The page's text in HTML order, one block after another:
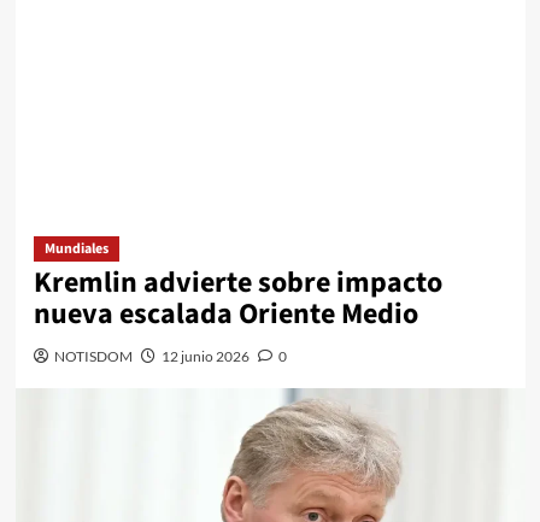
Mundiales
Kremlin advierte sobre impacto
nueva escalada Oriente Medio
NOTISDOM 12 junio 2026 0